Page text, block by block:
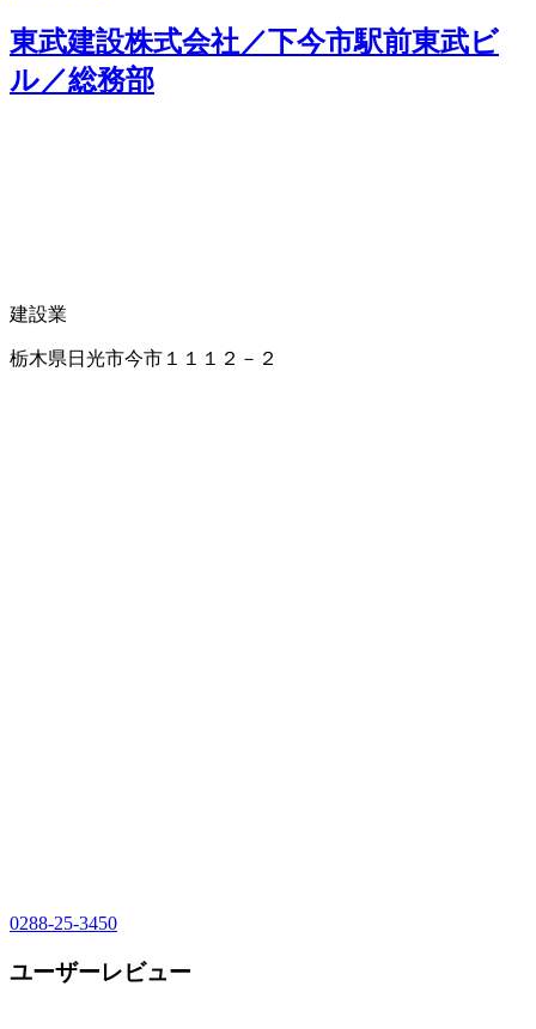
東武建設株式会社／下今市駅前東武ビ
ル／総務部
建設業
栃木県日光市今市１１１２－２
0288-25-3450
ユーザーレビュー